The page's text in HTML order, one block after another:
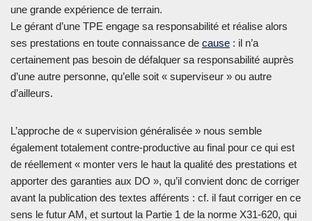
une grande expérience de terrain.
Le gérant d’une TPE engage sa responsabilité et réalise alors
ses prestations en toute connaissance de cause : il n’a
certainement pas besoin de défalquer sa responsabilité auprès
d’une autre personne, qu’elle soit « superviseur » ou autre
d’ailleurs.
L’approche de « supervision généralisée » nous semble
également totalement contre-productive au final pour ce qui est
de réellement « monter vers le haut la qualité des prestations et
apporter des garanties aux DO », qu’il convient donc de corriger
avant la publication des textes afférents : cf. il faut corriger en ce
sens le futur AM, et surtout la Partie 1 de la norme X31-620, qui